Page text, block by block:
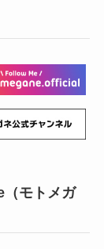
モトメガ